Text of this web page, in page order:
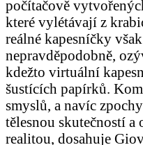
počítačově
které vylétávají z
reálné kapesníčky
nepravděpodobně,
kdežto virtuální
šustících papírků.
smyslů, a navíc
tělesnou skutečností
realitou, dosahuje